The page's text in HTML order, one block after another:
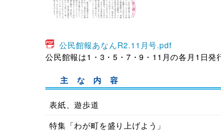
公民館報あなんR2.11月号.pdf
公民館報は1・3・5・7・9・11月の各月1日発
主 な 内 容
表紙、遊歩道
特集「わが町を盛り上げよう」